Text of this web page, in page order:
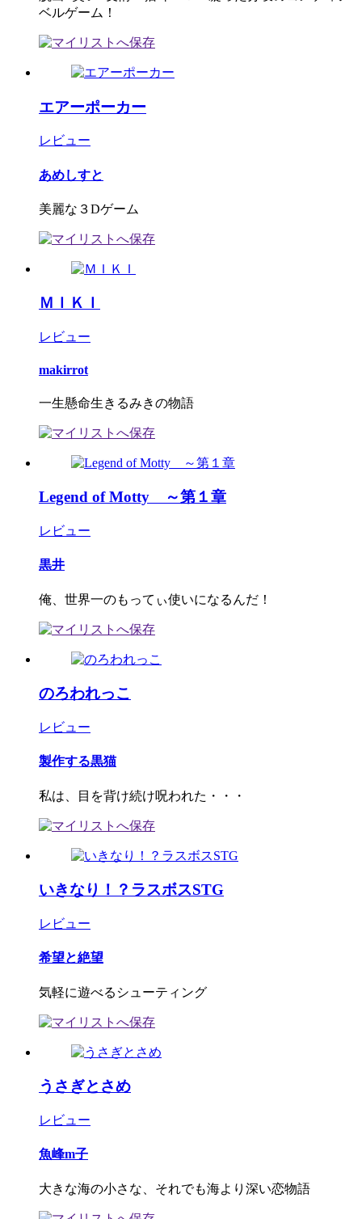
ベルゲーム！
エアーポーカー
レビュー
あめしすと
美麗な３Dゲーム
ＭＩＫＩ
レビュー
makirrot
一生懸命生きるみきの物語
Legend of Motty ～第１章
レビュー
黒井
俺、世界一のもってぃ使いになるんだ！
のろわれっこ
レビュー
製作する黒猫
私は、目を背け続け呪われた・・・
いきなり！？ラスボスSTG
レビュー
希望と絶望
気軽に遊べるシューティング
うさぎとさめ
レビュー
魚峰m子
大きな海の小さな、それでも海より深い恋物語